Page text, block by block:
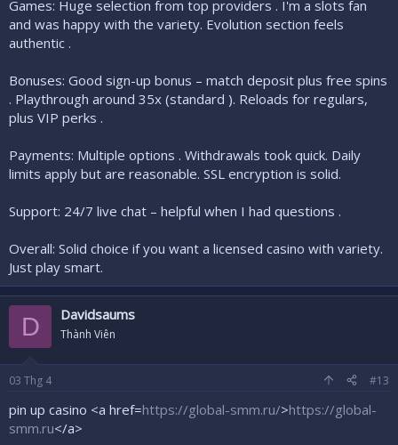
Games: Huge selection from top providers . I'm a slots fan
and was happy with the variety. Evolution section feels
authentic .
Bonuses: Good sign-up bonus – match deposit plus free spins
. Playthrough around 35x (standard ). Reloads for regulars,
plus VIP perks .
Payments: Multiple options . Withdrawals took quick. Daily
limits apply but are reasonable. SSL encryption is solid.
Support: 24/7 live chat – helpful when I had questions .
Overall: Solid choice if you want a licensed casino with variety.
Just play smart.
D Davidsaums
Thành Viên
03 Thg 4 #13
pin up casino <a href=https://global-smm.ru/>https://global-
smm.ru</a>